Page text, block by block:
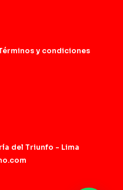
y condiciones
del Triunfo - Lima